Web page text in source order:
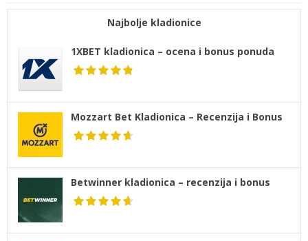
Najbolje kladionice
1XBET kladionica – ocena i bonus ponuda
Mozzart Bet Kladionica – Recenzija i Bonus
Betwinner kladionica – recenzija i bonus